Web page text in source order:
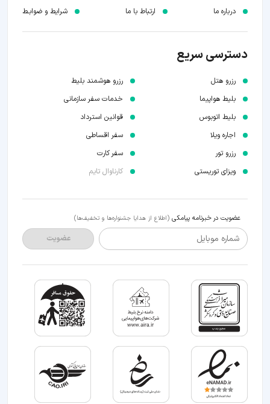
درباره ما ارتباط با ما شرایط و ضوابـط
دسترسی سریع
رزرو هتل
بلیط هواپیما
بلیط اتوبوس
اجاره ویلا
رزرو تور
ویزای توریستی
رزرو هوشمند بلیط
خدمات سفر سازمانی
قوانین استرداد
سفر اقساطی
سفر کارت
کارناوال تایم
عضویت در خبرنامه پیامکی (اطلاع از هدایا جشنواره‌ها و تخفیف‌ها)
شماره موبایل عضویت